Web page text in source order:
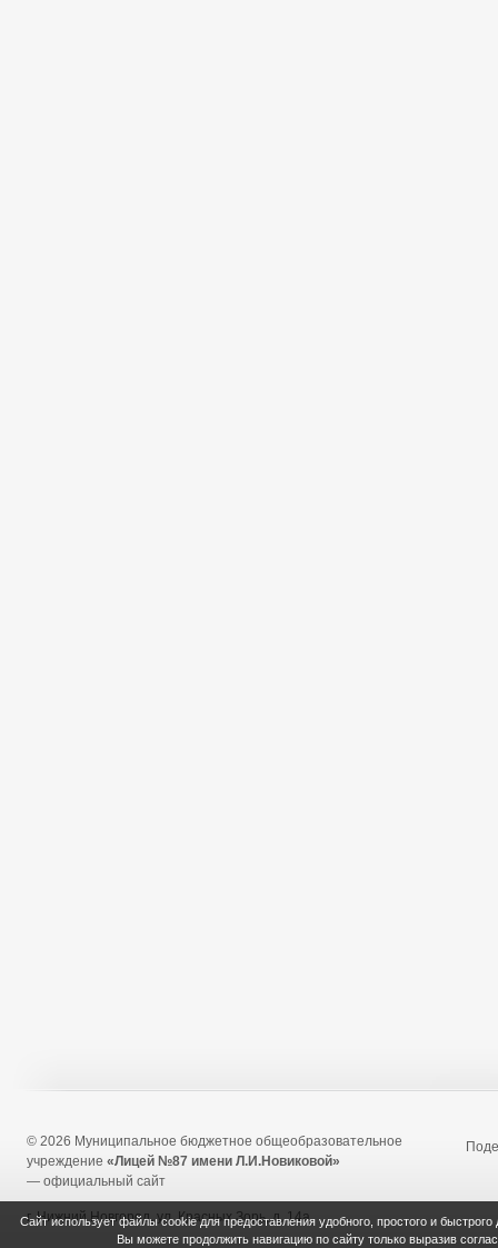
© 2026 Муниципальное бюджетное общеобразовательное
учреждение «Лицей №87 имени Л.И.Новиковой»
— официальный сайт
г. Нижний Новгород, ул. Красных Зорь, д. 14а
Сайт использует файлы cookie для предоставления удобного, простого и
Вы можете продолжить навигацию по сайту только выразив